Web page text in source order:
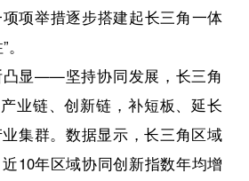
项举措逐步搭建起长三角一体
显——坚持协同发展，长三角
业链、创新链，补短板、延长
集群。数据显示，长三角区域
10年区域协同创新指数年均增